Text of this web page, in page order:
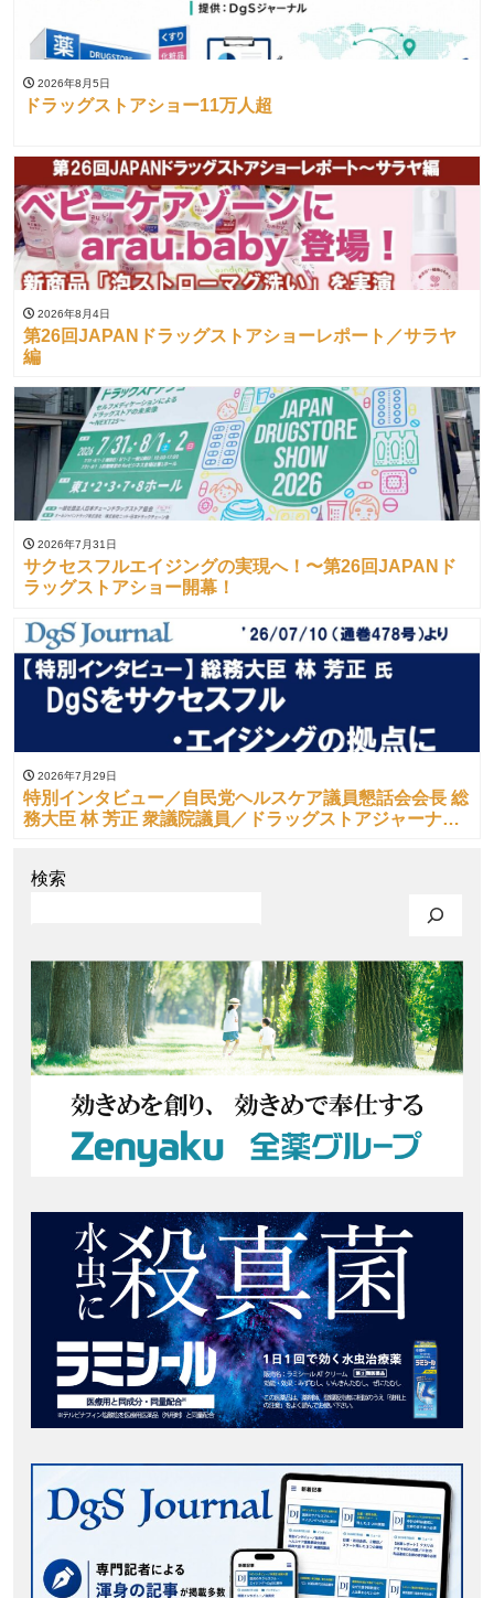
2026年8月5日
ドラッグストアショー11万人超
2026年8月4日
第26回JAPANドラッグストアショーレポート／サラヤ
編
2026年7月31日
サクセスフルエイジングの実現へ！〜第26回JAPANド
ラッグストアショー開幕！
2026年7月29日
特別インタビュー／自民党ヘルスケア議員懇話会会長 総
務大臣 林 芳正 衆議院議員／ドラッグストアジャーナル
検索